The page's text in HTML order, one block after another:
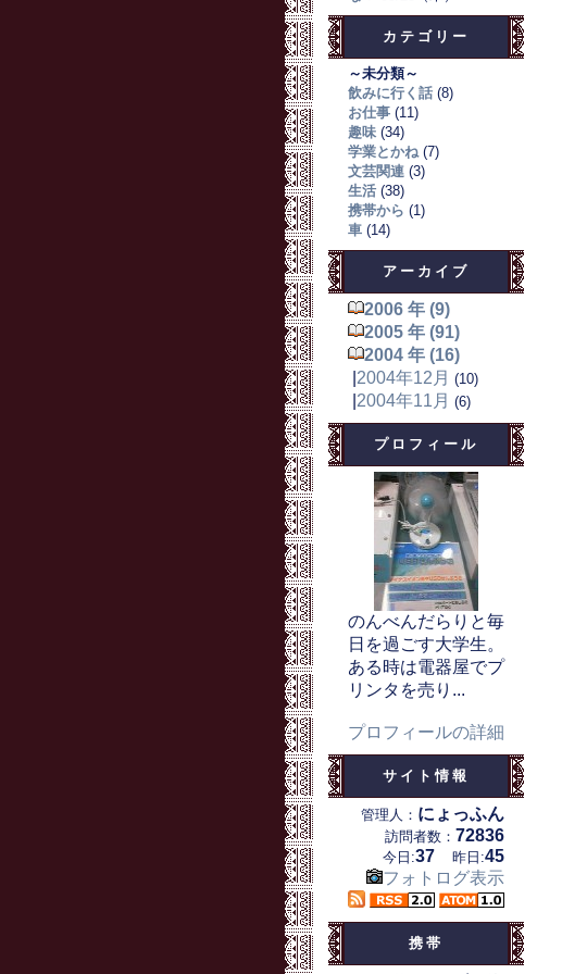
カテゴリー
～未分類～
飲みに行く話 (8)
お仕事 (11)
趣味 (34)
学業とかね (7)
文芸関連 (3)
生活 (38)
携帯から (1)
車 (14)
アーカイブ
2006 年 (9)
2005 年 (91)
2004 年 (16)
2004年12月 (10)
2004年11月 (6)
プロフィール
のんべんだらりと毎
日を過ごす大学生。
ある時は電器屋でプ
リンタを売り...
プロフィールの詳細
サイト情報
管理人： にょっふん
訪問者数： 72836
今日:37 昨日:45
フォトログ表示
携帯